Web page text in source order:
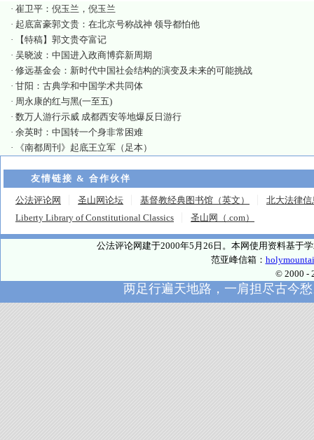
· 崔卫平：倪玉兰，倪玉兰
· 起底富豪郭文贵：在北京号称战神 领导都怕他
·
【特稿】郭文贵夺富记
· 吴晓波：中国进入政商博弈新周期
· 修远基金会：新时代中国社会结构的演变及未来的可能挑战
· 甘阳：古典学和中国学术共同体
· 周永康的红与黑(一至五)
· 数万人游行示威 成都西安等地爆反日游行
· 余英时：中国转一个身非常困难
·
《南都周刊》起底王立军（足本）
友情链接 & 合作伙伴
公法评论网 圣山网论坛 基督教经典图书馆（英文）
北大法律信
Liberty Library of Constitutional Classics
圣山网（.com）
公法评论网建于2000年5月26日。本网使用资料基于
范亚峰信箱：
© 2000 -
两足行遍天地路，一肩担尽古今